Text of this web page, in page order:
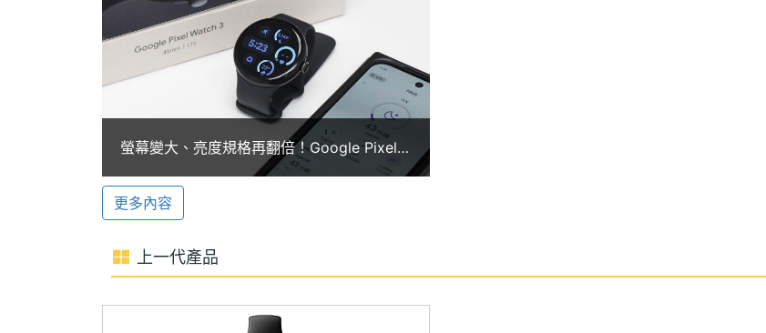
監測提供睡眠分數和數據參考，內建電子感應器，帶來自動偵測運動、心率區間訓練、配速訓
練和目標心肺負荷等功能，提供跑步計畫指導、配速、心率區間和圈數等資訊，讓你能專心提
高健身成效。
Google Pixel Watch 3 LTE 41mm 功能特色
◎ 相容於 Android 10 以上裝置配對
◎ Qualcomm SW5100 晶片、Cortex M33 輔助處理器
顯示螢幕
主螢幕材質 AMOLED
Yes
3G頻率 HSDPA, HSUPA, WCDMA
GSM 1800, GSM 1900, GSM 850, GSM 900
螢幕變大、亮度規格再翻倍！Google Pixel
更多內容
上一代產品